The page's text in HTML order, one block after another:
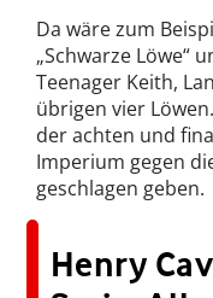
Da wäre zum
„Schwarze Löwe“
Teenager Keith,
übrigen vier Löwen.
der achten und
Imperium gegen
geschlagen geben.
Henry